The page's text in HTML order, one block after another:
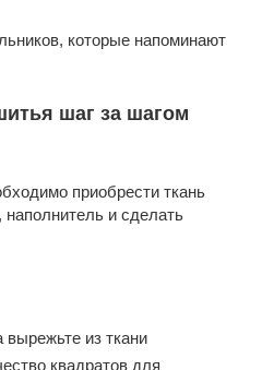
которые напоминают
шаг за шагом
приобрести ткань
наполнитель и сделать
из ткани
квадратов для